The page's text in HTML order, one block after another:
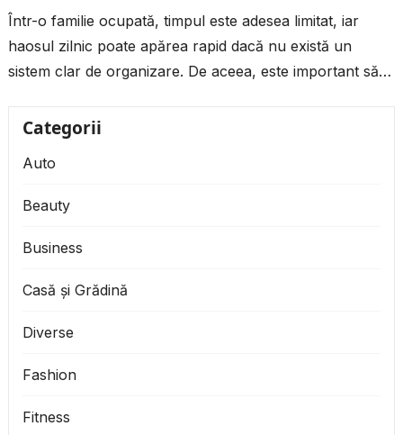
Într-o familie ocupată, timpul este adesea limitat, iar
haosul zilnic poate apărea rapid dacă nu există un
sistem clar de organizare. De aceea, este important să
Categorii
Auto
Beauty
Business
Casă și Grădină
Diverse
Fashion
Fitness